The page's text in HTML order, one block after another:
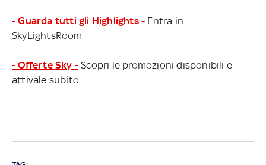
- Guarda tutti gli Highlights - Entra in
SkyLightsRoom
- Offerte Sky - Scopri le promozioni disponibili e
attivale subito